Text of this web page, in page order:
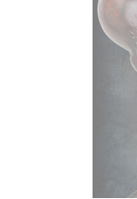
¡No
con
Esta